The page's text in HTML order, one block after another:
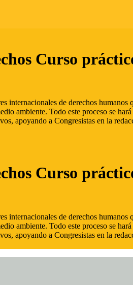
Curso
internacionales de derechos humanos
ambiente. Todo este proceso se
apoyando a Congresistas en la
Curso
internacionales de derechos humanos
ambiente. Todo este proceso se
apoyando a Congresistas en la